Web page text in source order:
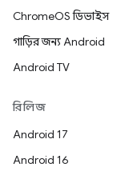
ChromeOS ডিভাইস
গাড়ির জন্য Android
Android TV
রিলিজ
Android 17
Android 16